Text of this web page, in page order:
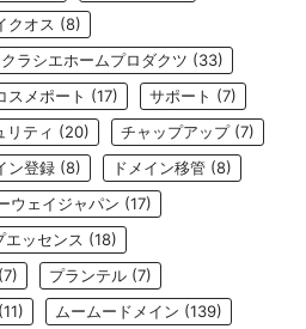
クオス (8)
クラシエホームプロダクツ (33)
スメポート (17) サポート (7)
リティ (20) チャップアップ(7)
ン登録 (8) ドメイン移管 (8)
ウェイジャパン (17)
エッセンス (18)
(7) プランテル (7)
(11) ムームードメイン (139)